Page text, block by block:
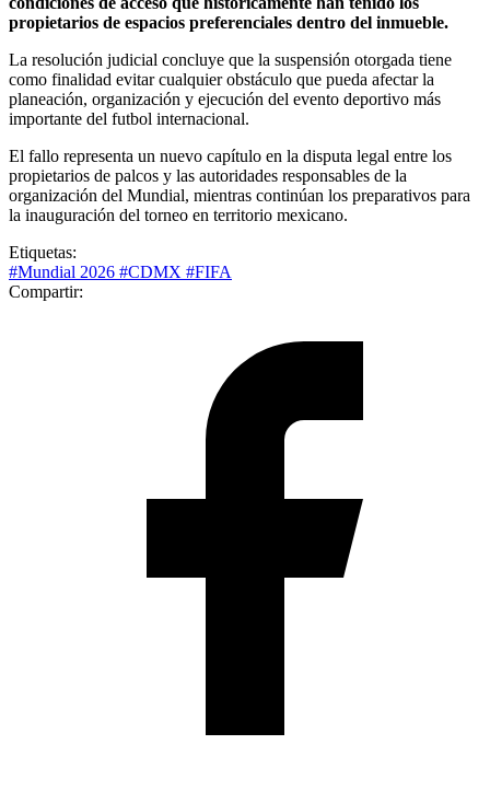
propietarios de espacios preferenciales dentro del inmueble.
La resolución judicial concluye que la suspensión otorgada tiene
como finalidad evitar cualquier obstáculo que pueda afectar la
planeación, organización y ejecución del evento deportivo más
importante del futbol internacional.
El fallo representa un nuevo capítulo en la disputa legal entre los
propietarios de palcos y las autoridades responsables de la
organización del Mundial, mientras continúan los preparativos para
la inauguración del torneo en territorio mexicano.
Etiquetas:
#Mundial 2026 #CDMX #FIFA
Compartir: